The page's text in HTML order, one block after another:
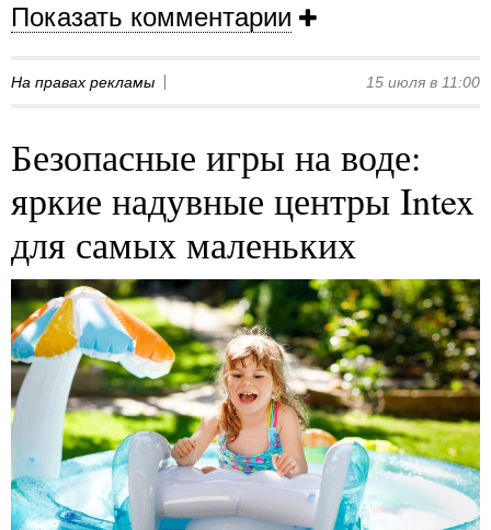
Показать комментарии
На правах рекламы 15 июля в 11:00
Безопасные игры на воде:
яркие надувные центры Intex
для самых маленьких